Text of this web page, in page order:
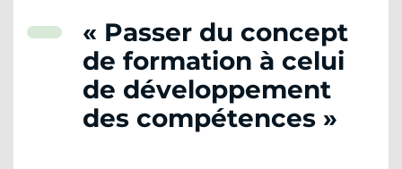
« Passer du concept
de formation à celui
de développement
des compétences »